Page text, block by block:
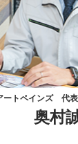
ートペインズ 代
奥村